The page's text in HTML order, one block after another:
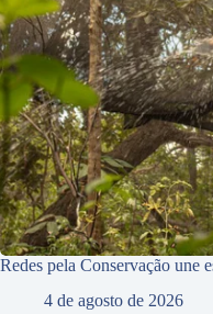
Redes pela Conservação une
4 de agosto de 2026